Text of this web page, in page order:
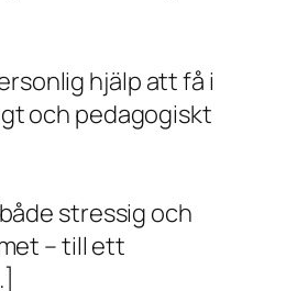
hjälp att få i
och pedagogiskt
stressig och
– till ett